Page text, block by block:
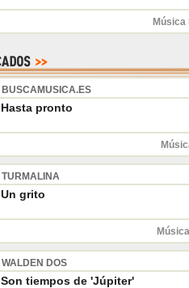
Música
BUSCAMUSICA.ES
Hasta pronto
TURMALINA
Un grito
WALDEN DOS
Son tiempos de 'Júpiter'